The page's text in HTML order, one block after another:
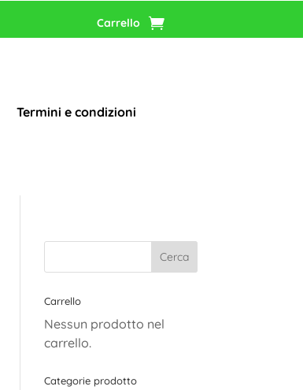
Carrello
Termini e condizioni
Carrello
Nessun prodotto nel
carrello.
Categorie prodotto